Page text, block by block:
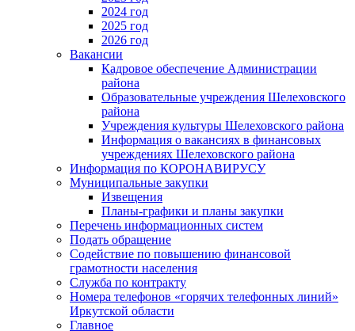
2024 год
2025 год
2026 год
Вакансии
Кадровое обеспечение Администрации
района
Образовательные учреждения Шелеховского
района
Учреждения культуры Шелеховского района
Информация о вакансиях в финансовых
учреждениях Шелеховского района
Информация по КОРОНАВИРУСУ
Муниципальные закупки
Извещения
Планы-графики и планы закупки
Перечень информационных систем
Подать обращение
Содействие по повышению финансовой
грамотности населения
Служба по контракту
Номера телефонов «горячих телефонных линий»
Иркутской области
Главное